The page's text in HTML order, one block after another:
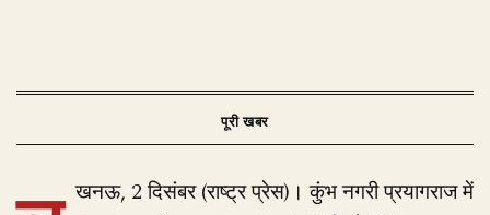
खनऊ, 2 दिसंबर (राष्ट्र प्रेस)। कुंभ नगरी प्रयागराज में